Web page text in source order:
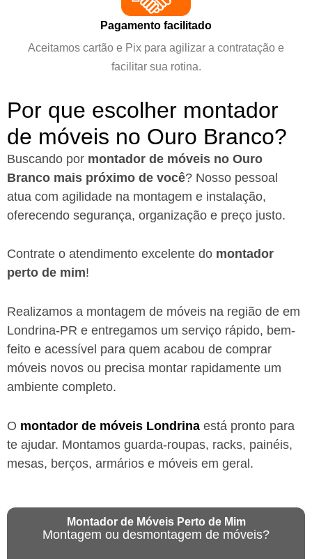
Pagamento facilitado
Aceitamos cartão e Pix para agilizar a contratação e
facilitar sua rotina.
Por que escolher montador
de móveis no Ouro Branco?
Buscando por montador de móveis no Ouro
Branco mais próximo de você? Nosso pessoal
atua com agilidade na montagem e instalação,
oferecendo segurança, organização e preço justo.
Contrate o atendimento excelente do montador
perto de mim!
Realizamos a montagem de móveis na região de em
Londrina-PR e entregamos um serviço rápido, bem-
feito e acessível para quem acabou de comprar
móveis novos ou precisa montar rapidamente um
ambiente completo.
O montador de móveis Londrina está pronto para
te ajudar. Montamos guarda-roupas, racks, painéis,
mesas, berços, armários e móveis em geral.
Montador de Móveis Perto de Mim
Montagem ou desmontagem de móveis?